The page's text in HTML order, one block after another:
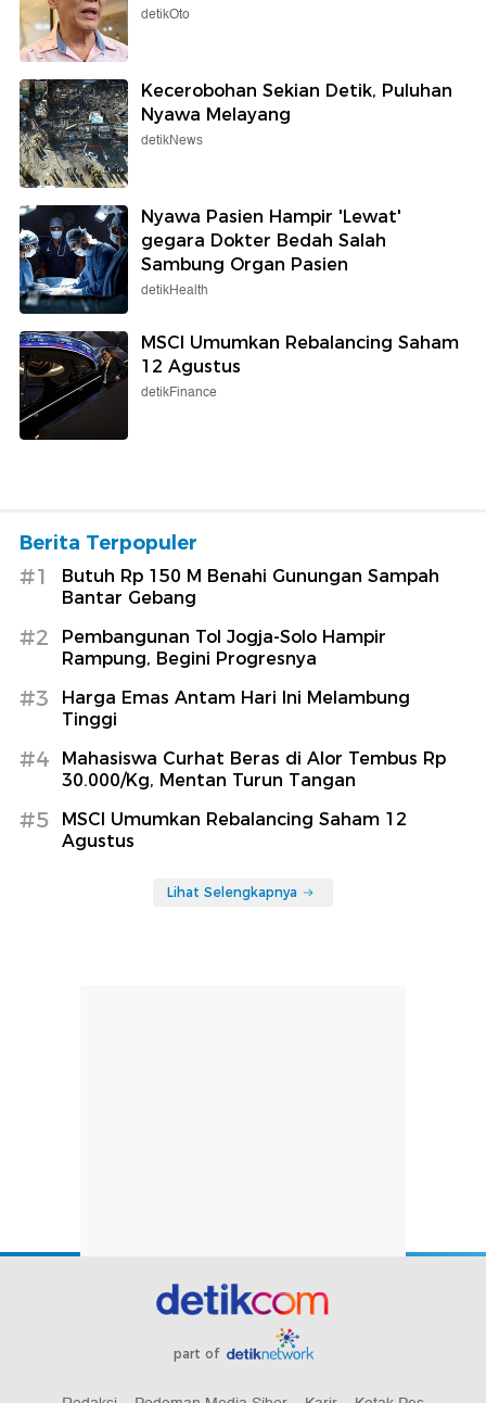
detikOto
Kecerobohan Sekian Detik, Puluhan
Nyawa Melayang
detikNews
Nyawa Pasien Hampir 'Lewat'
gegara Dokter Bedah Salah
Sambung Organ Pasien
detikHealth
MSCI Umumkan Rebalancing Saham
12 Agustus
detikFinance
Berita Terpopuler
#1
Butuh Rp 150 M Benahi Gunungan Sampah
Bantar Gebang
#2
Pembangunan Tol Jogja-Solo Hampir
Rampung, Begini Progresnya
#3
Harga Emas Antam Hari Ini Melambung
Tinggi
#4
Mahasiswa Curhat Beras di Alor Tembus Rp
30.000/Kg, Mentan Turun Tangan
#5
MSCI Umumkan Rebalancing Saham 12
Agustus
Lihat Selengkapnya
part of